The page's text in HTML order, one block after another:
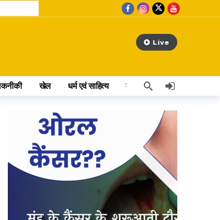
Live
खेल धर्म एवं साहित्य वेब स्टोरी अन्य खबर